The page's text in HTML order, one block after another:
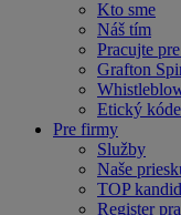
Kto sme
Náš tím
Pracujte
Grafton
Etický
Pre firmy
Služby
Naše
TOP
Register